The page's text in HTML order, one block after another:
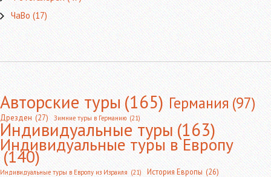
ЧаВо(17)
Авторские туры(165) Германия(97)
Дрезден (27) Зимние туры в Германию (21)
Индивидуальные туры(163)
Индивидуальные туры в Европу
(140)
Индивидуальные туры в Европу из Израиля (21) История Европы (26)